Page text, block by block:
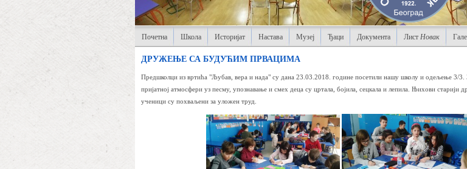
Почетна Школа Историјат Настава Музеј Ђаци Документа Лист Новак
ДРУЖЕЊЕ СА БУДУЋИМ ПРВАЦИМА
Предшколци из вртића "Љубав, вера и нада" су дана 23.03.2018. године посетили нашу школу и одељење 3/
пријатној атмосфери уз песму, упознавање и смех деца су цртала, бојила, сецкала и лепила. Њихови
ученици су похваљени за уложен труд.